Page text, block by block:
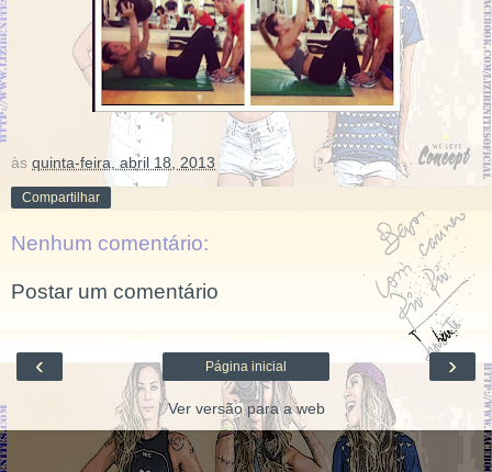
às quinta-feira, abril 18, 2013
Compartilhar
Nenhum comentário:
Postar um comentário
‹ ›
Página inicial
Ver versão para a web